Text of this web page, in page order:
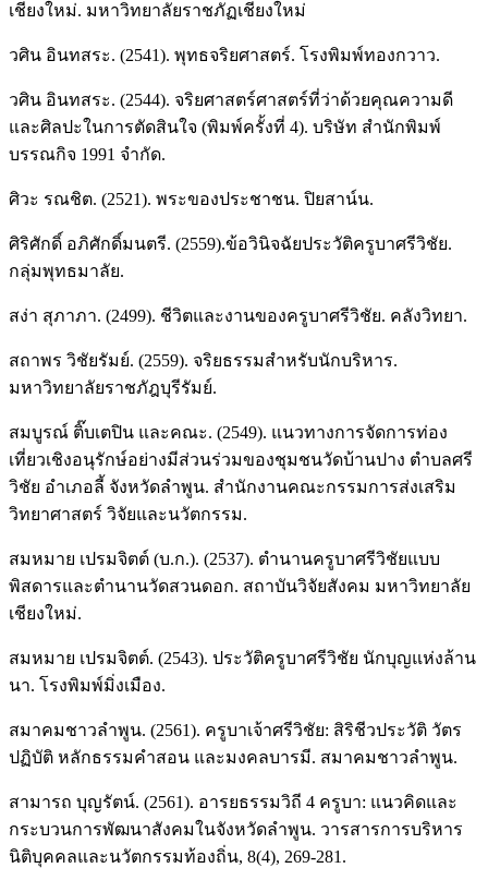
เชียงใหม่. มหาวิทยาลัยราชภัฏเชียงใหม่
วศิน อินทสระ. (2541). พุทธจริยศาสตร์. โรงพิมพ์ทองกวาว.
วศิน อินทสระ. (2544). จริยศาสตร์ศาสตร์ที่ว่าด้วยคุณความดี
และศิลปะในการตัดสินใจ (พิมพ์ครั้งที่ 4). บริษัท สํานักพิมพ์
บรรณกิจ 1991 จํากัด.
ศิวะ รณชิต. (2521). พระของประชาชน. ปิยสาน์น.
ศิริศักดิ์ อภิศักดิ์มนตรี. (2559).ข้อวินิจฉัยประวัติครูบาศรีวิชัย.
กลุ่มพุทธมาลัย.
สง่า สุภาภา. (2499). ชีวิตและงานของครูบาศรีวิชัย. คลังวิทยา.
สถาพร วิชัยรัมย์. (2559). จริยธรรมสำหรับนักบริหาร.
มหาวิทยาลัยราชภัฎบุรีรัมย์.
สมบูรณ์ ติ๊บเตปิน และคณะ. (2549). แนวทางการจัดการท่อง
เที่ยวเชิงอนุรักษ์อย่างมีส่วนร่วมของชุมชนวัดบ้านปาง ตำบลศรี
วิชัย อำเภอลี้ จังหวัดลำพูน. สำนักงานคณะกรรมการส่งเสริม
วิทยาศาสตร์ วิจัยและนวัตกรรม.
สมหมาย เปรมจิตต์ (บ.ก.). (2537). ตำนานครูบาศรีวิชัยแบบ
พิสดารและตำนานวัดสวนดอก. สถาบันวิจัยสังคม มหาวิทยาลัย
เชียงใหม่.
สมหมาย เปรมจิตต์. (2543). ประวัติครูบาศรีวิชัย นักบุญแห่งล้าน
นา. โรงพิมพ์มิ่งเมือง.
สมาคมชาวลำพูน. (2561). ครูบาเจ้าศรีวิชัย: สิริชีวประวัติ วัตร
ปฏิบัติ หลักธรรมคำสอน และมงคลบารมี. สมาคมชาวลำพูน.
สามารถ บุญรัตน์. (2561). อารยธรรมวิถี 4 ครูบา: แนวคิดและ
กระบวนการพัฒนาสังคมในจังหวัดลำพูน. วารสารการบริหาร
นิติบุคคลและนวัตกรรมท้องถิ่น, 8(4), 269-281.